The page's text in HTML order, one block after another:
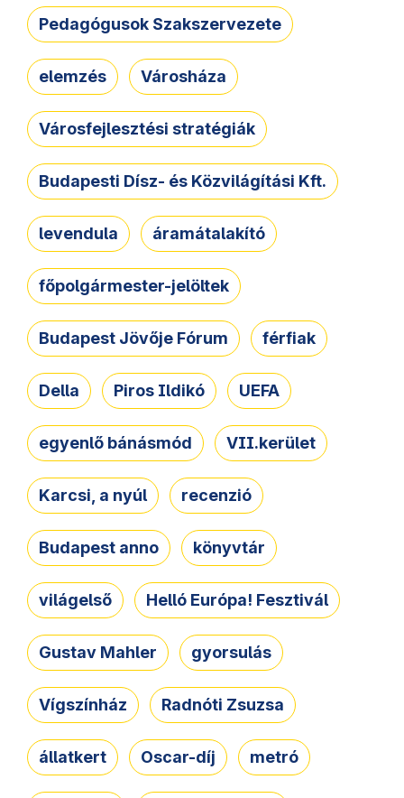
Pedagógusok Szakszervezete
elemzés Városháza
Városfejlesztési stratégiák
Budapesti Dísz- és Közvilágítási Kft.
levendula áramátalakító
főpolgármester-jelöltek
Budapest Jövője Fórum férfiak
Della Piros Ildikó UEFA
egyenlő bánásmód VII.kerület
Karcsi, a nyúl recenzió
Budapest anno könyvtár
világelső Helló Európa! Fesztivál
Gustav Mahler gyorsulás
Vígszínház Radnóti Zsuzsa
állatkert Oscar-díj metró